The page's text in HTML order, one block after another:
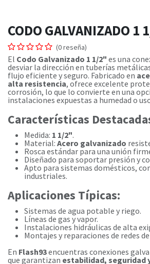
CODO GALVANIZADO 1
(0 reseña)
El Codo Galvanizado 1 1/2" es una
desviar la dirección en tuberías
flujo eficiente y seguro. Fabricado en
alta resistencia, ofrece excelente
corrosión, lo que lo convierte en una
instalaciones expuestas a humedad o
Características
Medida: 1 1/2".
Material: Acero galvanizado
Rosca estándar para una unión
Diseñado para soportar presión y
Apto para sistemas domésticos,
industriales.
Aplicaciones Típicas:
Sistemas de agua potable y riego.
Líneas de gas y vapor.
Instalaciones hidráulicas de alta
Montajes y reparaciones de redes
En Flash93encuentras conexiones
que garantizan estabilidad, seguridad